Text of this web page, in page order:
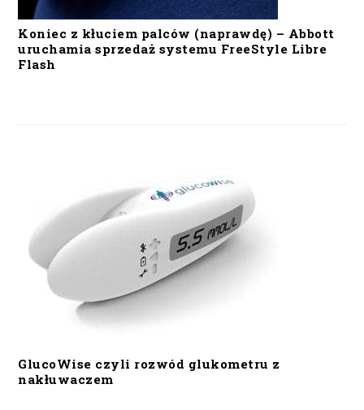
Koniec z kłuciem palców (naprawdę) – Abbott
uruchamia sprzedaż systemu FreeStyle Libre
Flash
GlucoWise czyli rozwód glukometru z
nakłuwaczem